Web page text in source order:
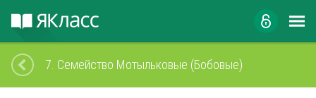
7. Семейство Мотыльковые (Бобовые)